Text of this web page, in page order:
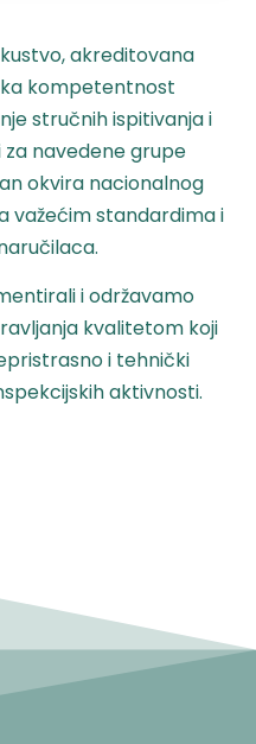
akreditovana
kompetentnost
stručnih ispitivanja i
navedene grupe
okvira nacionalnog
važećim standardima i
i održavamo
kvalitetom koji
i tehnički
aktivnosti.